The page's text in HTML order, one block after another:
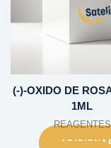
(-)-OXIDO DE
1ML
REAGENTES